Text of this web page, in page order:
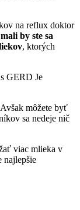
na reflux doktor
by ste sa
, ktorých
GERD Je
môžete byť
sa nedeje nič
viac mlieka v
najlepšie